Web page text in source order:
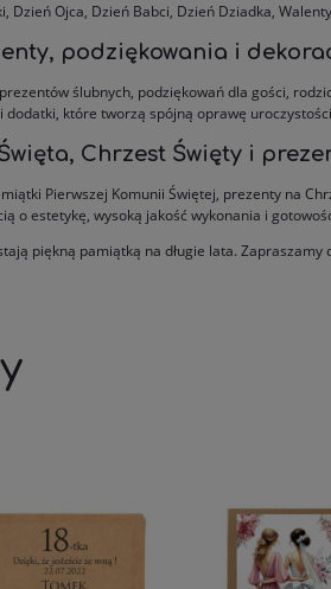
Dzień Ojca, Dzień Babci, Dzień Dziadka,
podziękowania i
ślubnych, podziękowań dla gości,
dodatki, które tworzą spójną oprawę
Chrzest Święty i
Pierwszej Komunii Świętej, prezenty na
o estetykę, wysoką jakość wykonania i
piękną pamiątką na długie lata.